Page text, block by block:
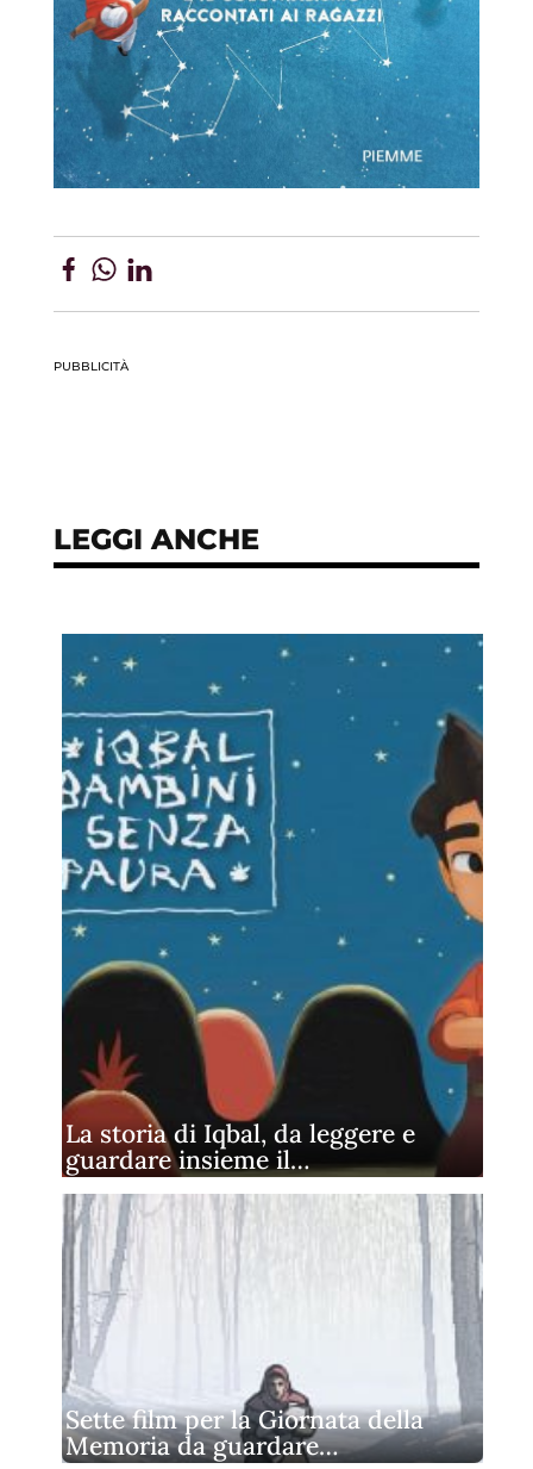
PUBBLICITÀ
LEGGI ANCHE
La storia di Iqbal, da leggere e
guardare insieme il…
Sette film per la Giornata della
Memoria da guardare…